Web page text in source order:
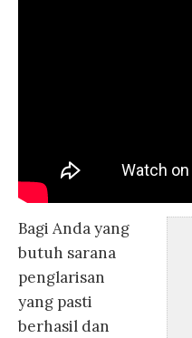
Bagi Anda yang
butuh sarana
penglarisan
yang pasti
berhasil dan